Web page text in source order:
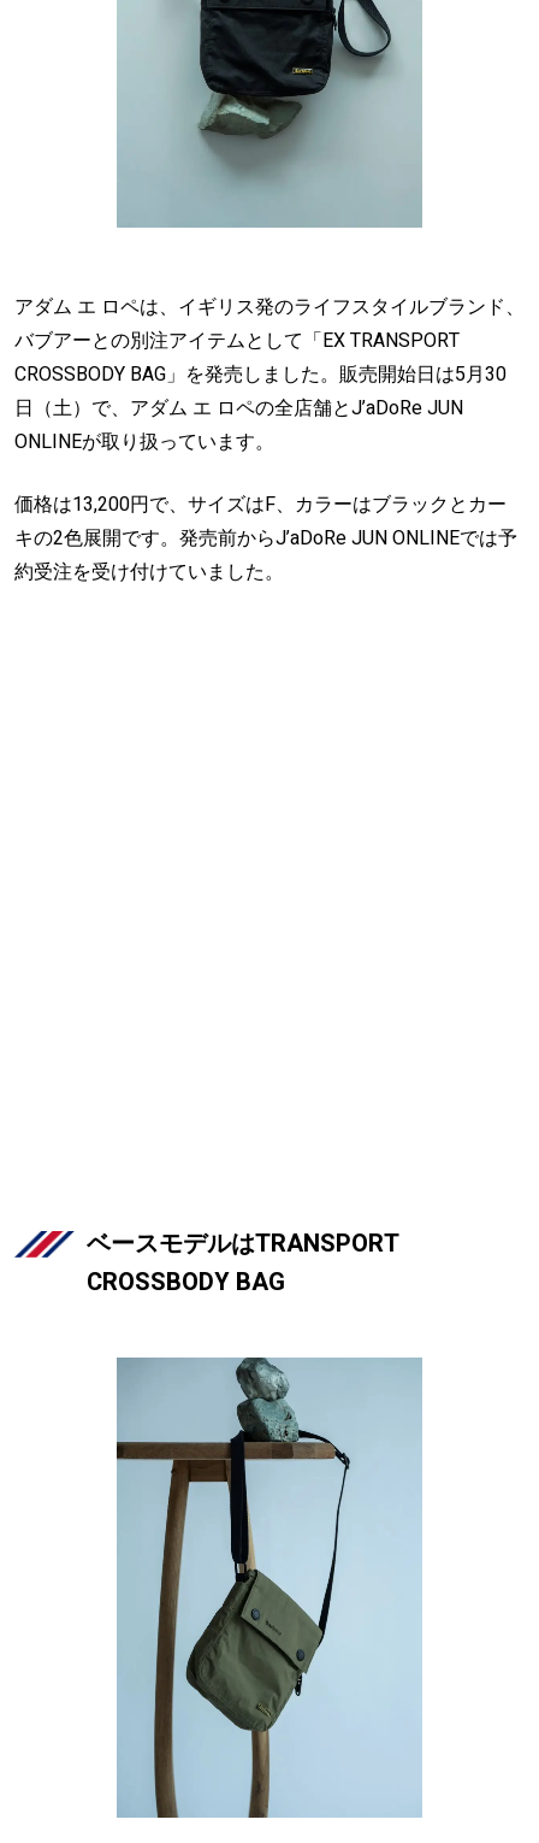
アダム エ ロペは、イギリス発のライフスタイルブランド、
バブアーとの別注アイテムとして「EX TRANSPORT
CROSSBODY BAG」を発売しました。販売開始日は5月30
日（土）で、アダム エ ロペの全店舗とJ’aDoRe JUN
ONLINEが取り扱っています。
価格は13,200円で、サイズはF、カラーはブラックとカー
キの2色展開です。発売前からJ’aDoRe JUN ONLINEでは予
約受注を受け付けていました。
ベースモデルはTRANSPORT
CROSSBODY BAG